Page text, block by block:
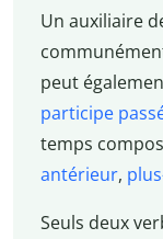
Un auxiliaire
peut
participe
temps
antérieur,
Seuls deux